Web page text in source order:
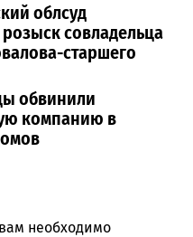
облсуд
совладельца
старшего
обвинили
компанию в
необходимо